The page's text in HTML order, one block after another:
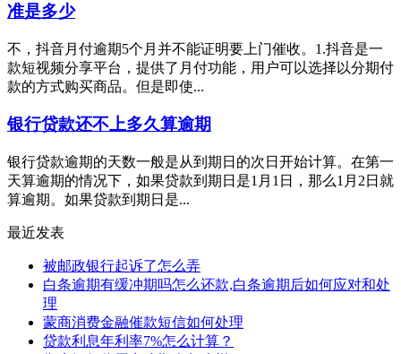
准是多少
不，抖音月付逾期5个月并不能证明要上门催收。1.抖音是一
款短视频分享平台，提供了月付功能，用户可以选择以分期付
款的方式购买商品。但是即使...
银行贷款还不上多久算逾期
银行贷款逾期的天数一般是从到期日的次日开始计算。在第一
天算逾期的情况下，如果贷款到期日是1月1日，那么1月2日就
算逾期。如果贷款到期日是...
最近发表
被邮政银行起诉了怎么弄
白条逾期有缓冲期吗怎么还款,白条逾期后如何应对和处
理
蒙商消费金融催款短信如何处理
贷款利息年利率7%怎么计算？